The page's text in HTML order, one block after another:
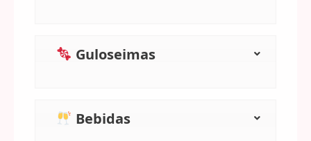
Guloseimas
Bebidas